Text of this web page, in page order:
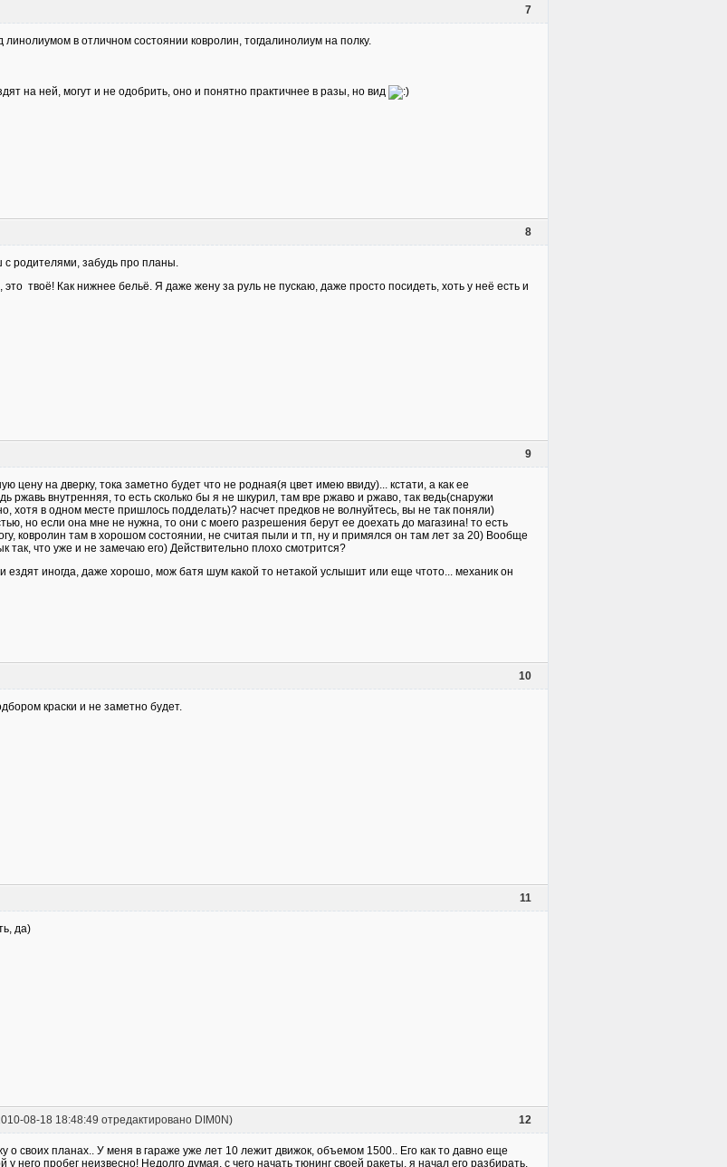
7
в отличном состоянии ковролин, тогдалинолиум на полку.
на ней, могут и не одобрить, оно и понятно практичнее в разы, но вид
8
родителями, забудь про планы.
твоё! Как нижнее бельё. Я даже жену за руль не пускаю, даже просто посидеть, хоть у неё есть и
9
цену на дверку, тока заметно будет что не родная(я цвет имею ввиду)... кстати, а как ее
ржавь внутренняя, то есть сколько бы я не шкурил, там вре ржаво и ржаво, так ведь(снаружи
хотя в одном месте пришлось подделать)? насчет предков не волнуйтесь, вы не так поняли)
но если она мне не нужна, то они с моего разрешения берут ее доехать до магазина! то есть
ковролин там в хорошом состоянии, не считая пыли и тп, ну и примялся он там лет за 20) Вообще
так, что уже и не замечаю его) Действительно плохо смотрится?
ездят иногда, даже хорошо, мож батя шум какой то нетакой услышит или еще чтото... механик он
10
краски и не заметно будет.
11
да)
12
08-18 18:48:49 отредактировано DIM0N)
о своих планах.. У меня в гараже уже лет 10 лежит движок, объемом 1500.. Его как то давно еще
у него пробег неизвесно! Недолго думая, с чего начать тюнинг своей ракеты, я начал его разбирать.